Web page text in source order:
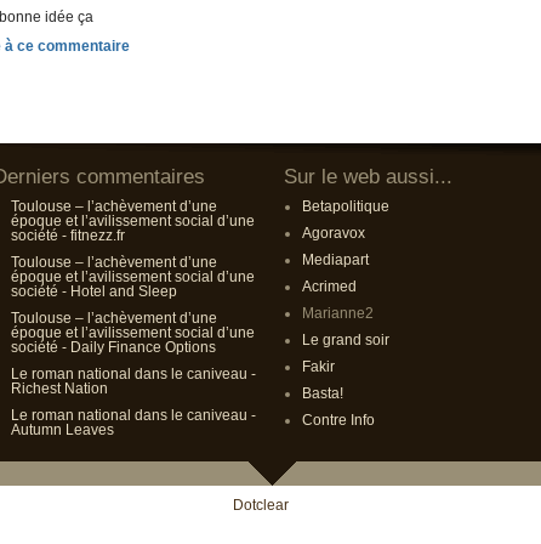
idée ça
commentaires
Toulouse – l’achèvement d’une
époque et l’avilissement social d’une
société - fitnezz.fr
Toulouse – l’achèvement d’une
époque et l’avilissement social d’une
société - Hotel and Sleep
Toulouse – l’achèvement d’une
époque et l’avilissement social d’une
société - Daily Finance Options
Le roman national dans le caniveau -
Richest Nation
Le roman national dans le caniveau -
Autumn Leaves
Sur le web aussi...
Betapolitique
Agoravox
Mediapart
Acrimed
Marianne2
Le grand soir
Fakir
Basta!
Contre Info
Dotclear